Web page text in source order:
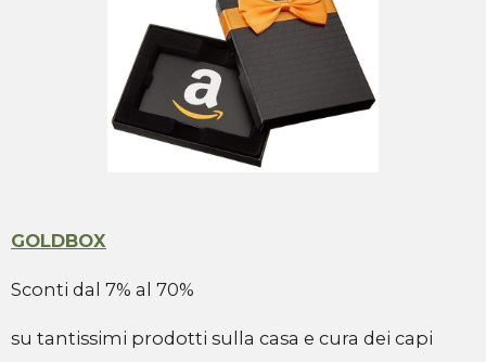
GOLDBOX
Sconti dal 7% al 70%
su tantissimi prodotti sulla casa e cura dei capi